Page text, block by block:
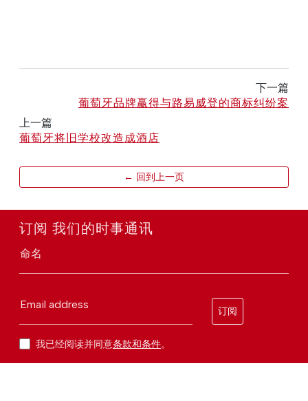
下一篇
葡萄牙品牌赢得与路易威登的商标纠纷案
上一篇
葡萄牙将旧学校改造成酒店
← 回到上一页
订阅 我们的时事通讯
命名
Email address
订阅
我已经阅读并同意条款和条件。